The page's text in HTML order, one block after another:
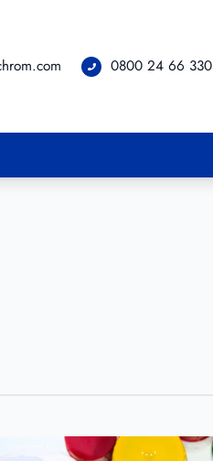
0800 24 66 330